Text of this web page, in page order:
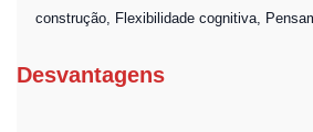
construção, Flexibilidade cognitiva,
Desvantagens